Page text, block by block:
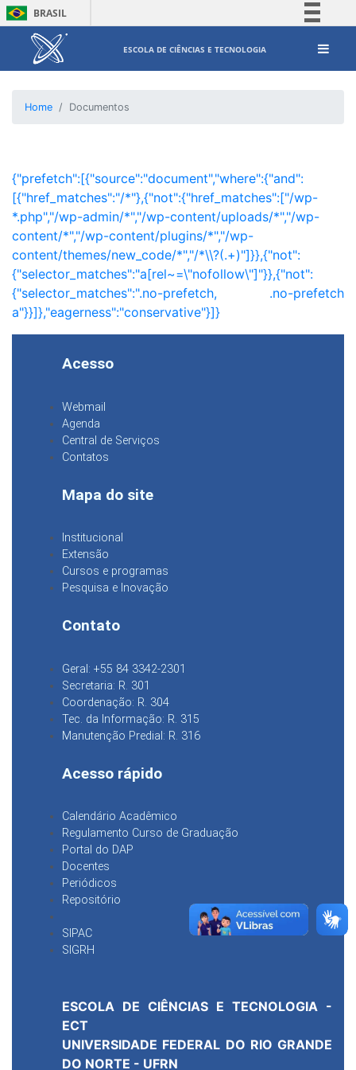
BRASIL
ESCOLA DE CIÊNCIAS E TECNOLOGIA
Home Documentos
{"prefetch":[{"source":"document","where":{"and":
[{"href_matches":"/*"},{"not":{"href_matches":["/wp-
*.php","/wp-admin/*","/wp-content/uploads/*","/wp-
content/*","/wp-content/plugins/*","/wp-
content/themes/new_code/*","/*\\?(.+)"]}},{"not":
{"selector_matches":"a[rel~=\"nofollow\"]"}},{"not":
{"selector_matches":".no-prefetch, .no-prefetch
a"}}]},"eagerness":"conservative"}]}
Acesso
Webmail
Agenda
Central de Serviços
Contatos
Mapa do site
Institucional
Extensão
Cursos e programas
Pesquisa e Inovação
Contato
Geral: +55 84 3342-2301
Secretaria: R. 301
Coordenação: R. 304
Tec. da Informação: R. 315
Manutenção Predial: R. 316
Acesso rápido
Calendário Acadêmico
Regulamento Curso de Graduação
Portal do DAP
Docentes
Periódicos
Repositório
SIPAC
SIGRH
ESCOLA DE CIÊNCIAS E TECNOLOGIA -
ECT
UNIVERSIDADE FEDERAL DO RIO GRANDE
DO NORTE - UFRN